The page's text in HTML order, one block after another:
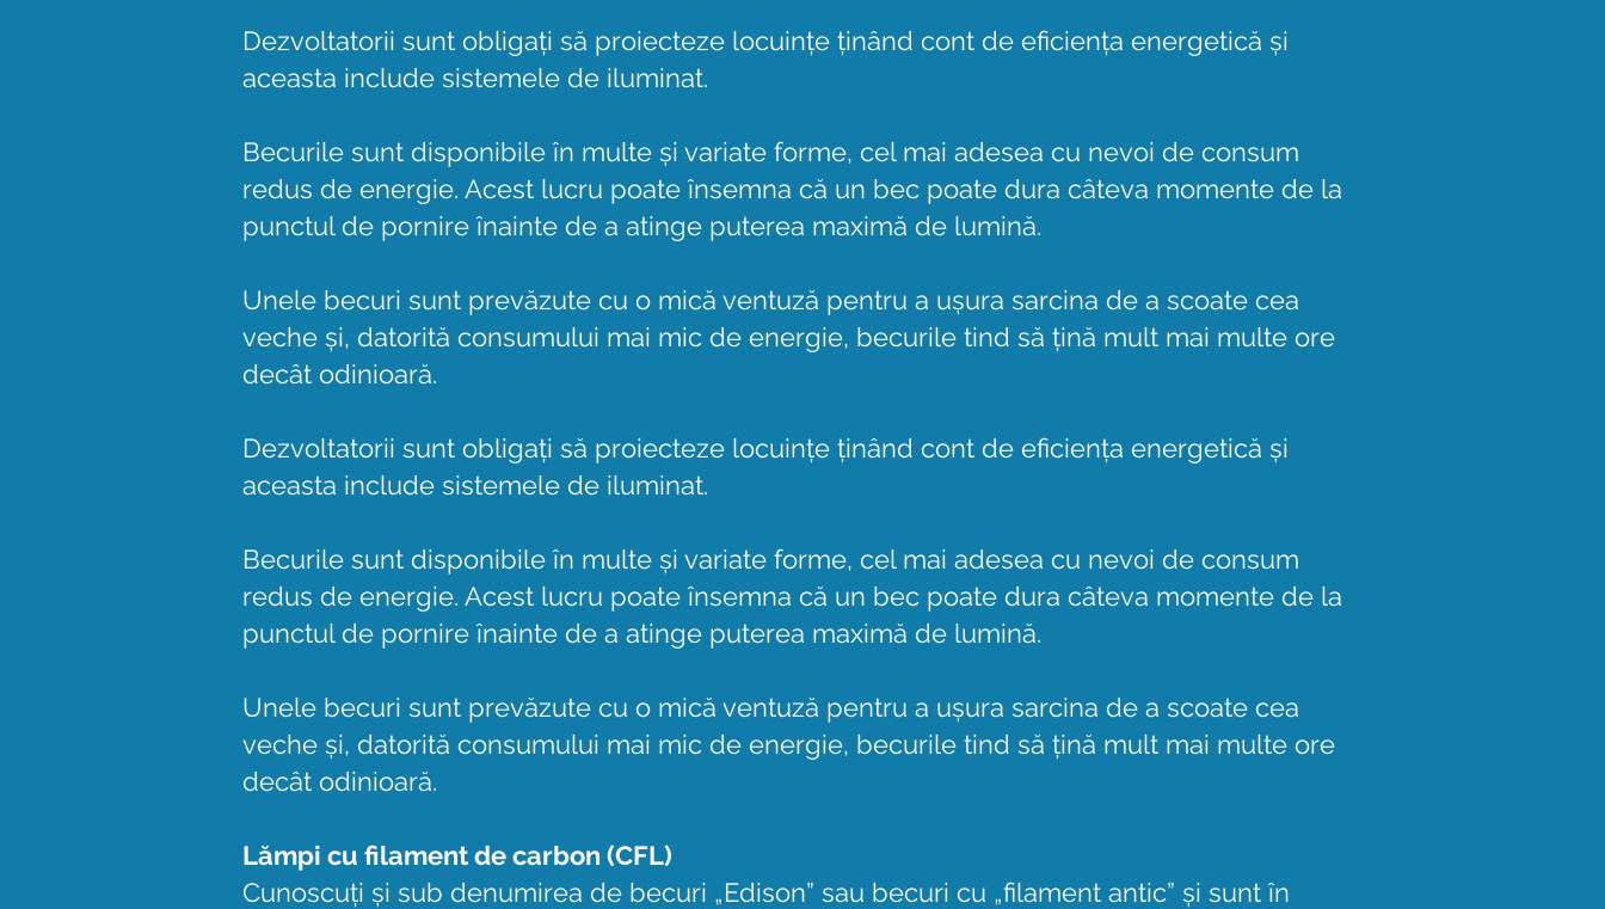
Dezvoltatorii sunt obligați să proiecteze locuințe ținând cont de eficiența energetică și
aceasta include sistemele de iluminat.
Becurile sunt disponibile în multe și variate forme, cel mai adesea cu nevoi de consum
redus de energie. Acest lucru poate însemna că un bec poate dura câteva momente de la
punctul de pornire înainte de a atinge puterea maximă de lumină.
Unele becuri sunt prevăzute cu o mică ventuză pentru a ușura sarcina de a scoate cea
veche și, datorită consumului mai mic de energie, becurile tind să țină mult mai multe ore
decât odinioară.
Dezvoltatorii sunt obligați să proiecteze locuințe ținând cont de eficiența energetică și
aceasta include sistemele de iluminat.
Becurile sunt disponibile în multe și variate forme, cel mai adesea cu nevoi de consum
redus de energie. Acest lucru poate însemna că un bec poate dura câteva momente de la
punctul de pornire înainte de a atinge puterea maximă de lumină.
Unele becuri sunt prevăzute cu o mică ventuză pentru a ușura sarcina de a scoate cea
veche și, datorită consumului mai mic de energie, becurile tind să țină mult mai multe ore
decât odinioară.
Lămpi cu filament de carbon (CFL)
Cunoscuți și sub denumirea de becuri „Edison” sau becuri cu „filament antic” și sunt în